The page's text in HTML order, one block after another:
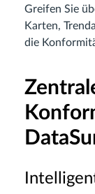
Greifen Sie
Karten,
die